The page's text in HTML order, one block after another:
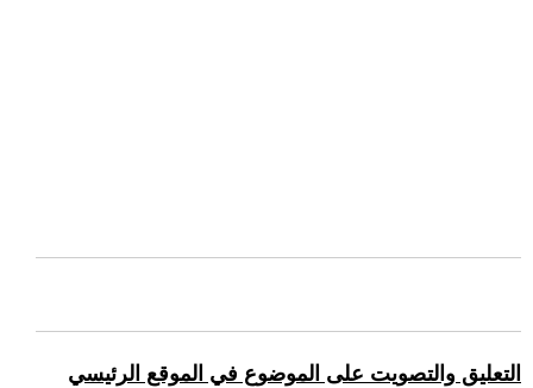
التعليق والتصويت على الموضوع في الموقع الرئيسي